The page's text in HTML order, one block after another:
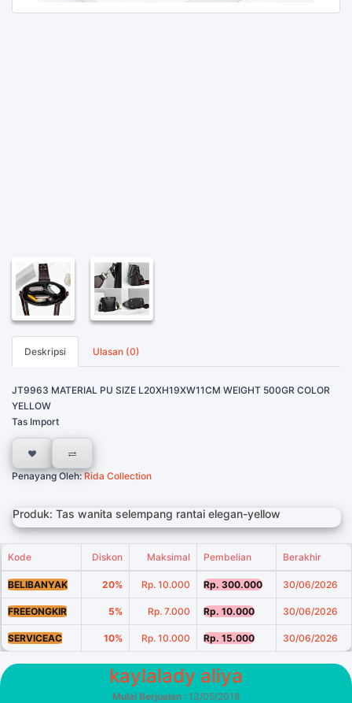
Deskripsi Ulasan (0)
JT9963 MATERIAL PU SIZE L20XH19XW11CM WEIGHT 500GR COLOR
YELLOW
Tas Import
Penayang Oleh:Rida Collection
Produk: Tas wanita selempang rantai elegan-yellow
Kode Diskon Maksimal Pembelian Berakhir
BELIBANYAK 20% Rp. 10.000 Rp. 300.000 30/06/2026
FREEONGKIR 5% Rp. 7.000 Rp. 10.000 30/06/2026
SERVICEAC 10% Rp. 10.000 Rp. 15.000 30/06/2026
kaylalady aliya
Mulai Berjualan: 13/05/2018